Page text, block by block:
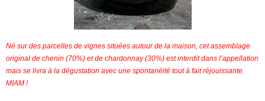
Né sur des parcelles de vignes situées autour de la maison, cet assemblage
original de chenin (70%) et de chardonnay (30%) est interdit dans l’appellation
mais se livra à la dégustation avec une spontanéité tout à fait réjouissante.
MIAM !